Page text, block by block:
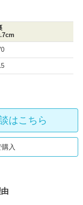
はこちら
入